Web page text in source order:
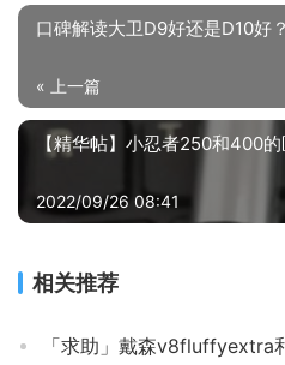
口碑解读大卫D9好还是D10好
« 上一篇
【精华帖】小忍者250和400
2022/09/26 08:41
相关推荐